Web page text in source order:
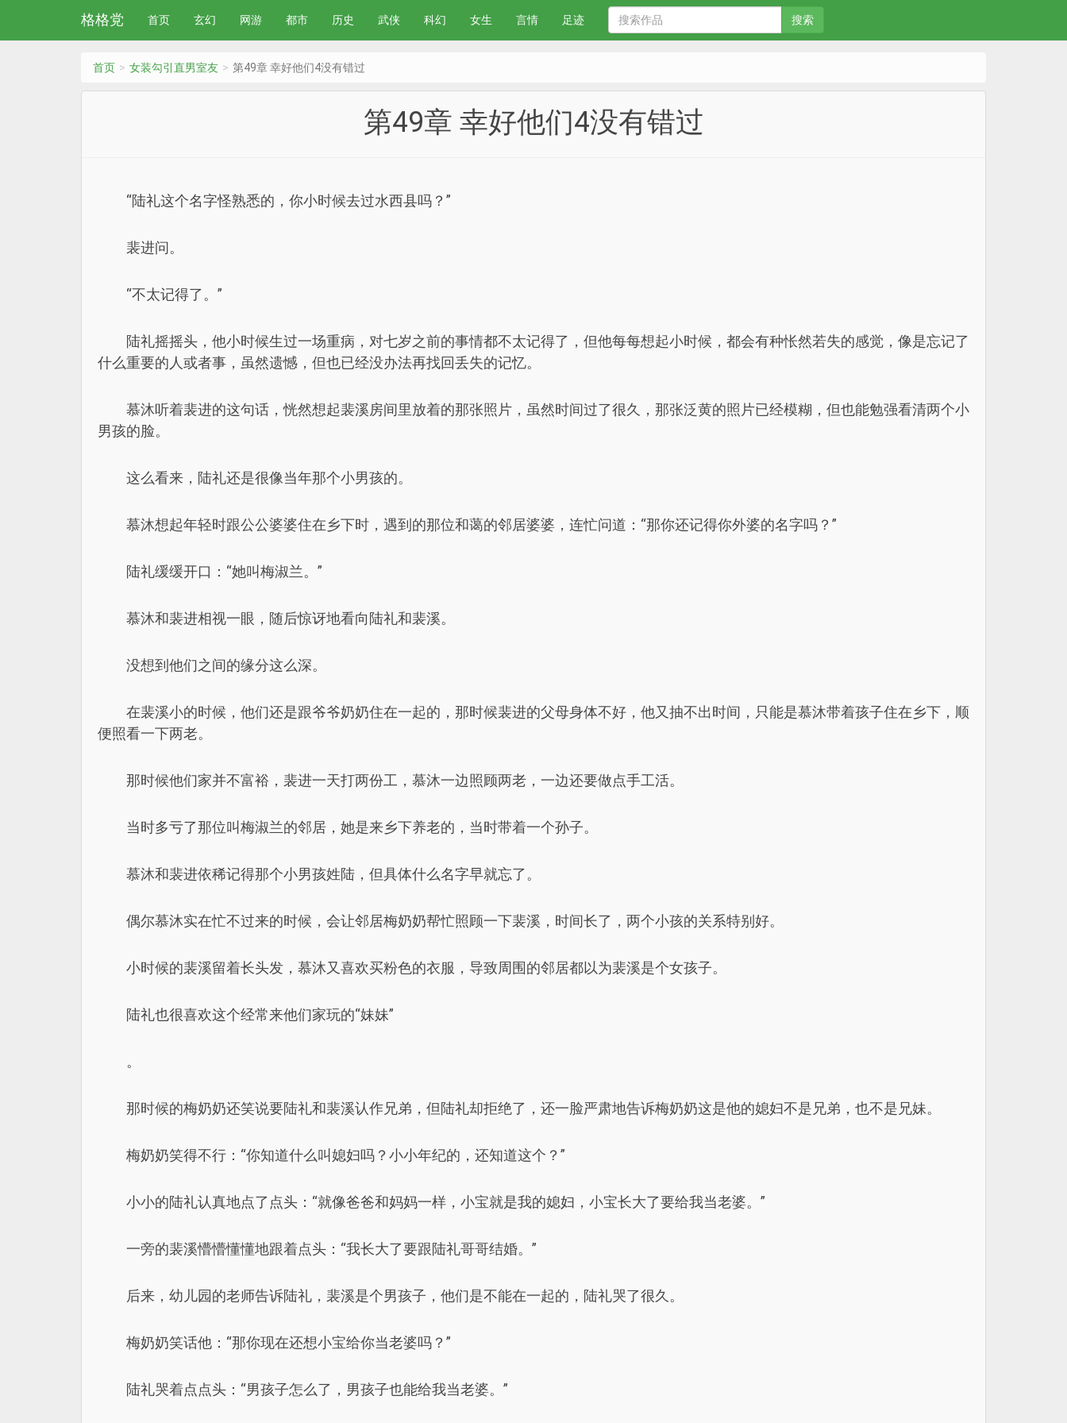
格格党 首页 玄幻 网游 都市 历史 武侠 科幻 女生 言情 足迹 搜索
首页 女装勾引直男室友 第49章 幸好他们4没有错过
第49章 幸好他们4没有错过
“陆礼这个名字怪熟悉的，你小时候去过水西县吗？”
裴进问。
“不太记得了。”
陆礼摇摇头，他小时候生过一场重病，对七岁之前的事情都不太记得了，但他每每想起小时候，都会有种怅然若失的感觉，像是忘记了
什么重要的人或者事，虽然遗憾，但也已经没办法再找回丢失的记忆。
慕沐听着裴进的这句话，恍然想起裴溪房间里放着的那张照片，虽然时间过了很久，那张泛黄的照片已经模糊，但也能勉强看清两个小
男孩的脸。
这么看来，陆礼还是很像当年那个小男孩的。
慕沐想起年轻时跟公公婆婆住在乡下时，遇到的那位和蔼的邻居婆婆，连忙问道：“那你还记得你外婆的名字吗？”
陆礼缓缓开口：“她叫梅淑兰。”
慕沐和裴进相视一眼，随后惊讶地看向陆礼和裴溪。
没想到他们之间的缘分这么深。
在裴溪小的时候，他们还是跟爷爷奶奶住在一起的，那时候裴进的父母身体不好，他又抽不出时间，只能是慕沐带着孩子住在乡下，顺
便照看一下两老。
那时候他们家并不富裕，裴进一天打两份工，慕沐一边照顾两老，一边还要做点手工活。
当时多亏了那位叫梅淑兰的邻居，她是来乡下养老的，当时带着一个孙子。
慕沐和裴进依稀记得那个小男孩姓陆，但具体什么名字早就忘了。
偶尔慕沐实在忙不过来的时候，会让邻居梅奶奶帮忙照顾一下裴溪，时间长了，两个小孩的关系特别好。
小时候的裴溪留着长头发，慕沐又喜欢买粉色的衣服，导致周围的邻居都以为裴溪是个女孩子。
陆礼也很喜欢这个经常来他们家玩的“妹妹”
。
那时候的梅奶奶还笑说要陆礼和裴溪认作兄弟，但陆礼却拒绝了，还一脸严肃地告诉梅奶奶这是他的媳妇不是兄弟，也不是兄妹。
梅奶奶笑得不行：“你知道什么叫媳妇吗？小小年纪的，还知道这个？”
小小的陆礼认真地点了点头：“就像爸爸和妈妈一样，小宝就是我的媳妇，小宝长大了要给我当老婆。”
一旁的裴溪懵懵懂懂地跟着点头：“我长大了要跟陆礼哥哥结婚。”
后来，幼儿园的老师告诉陆礼，裴溪是个男孩子，他们是不能在一起的，陆礼哭了很久。
梅奶奶笑话他：“那你现在还想小宝给你当老婆吗？”
陆礼哭着点点头：“男孩子怎么了，男孩子也能给我当老婆。”